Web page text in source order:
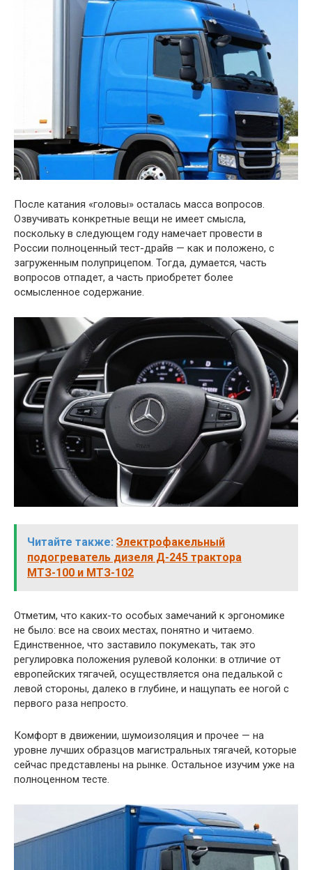
После катания «головы» осталась масса вопросов.
Озвучивать конкретные вещи не имеет смысла,
поскольку в следующем году намечает провести в
России полноценный тест-драйв — как и положено, с
загруженным полуприцепом. Тогда, думается, часть
вопросов отпадет, а часть приобретет более
осмысленное содержание.
Читайте также: Электрофакельный
подогреватель дизеля Д-245 трактора
МТЗ-100 и МТЗ-102
Отметим, что каких-то особых замечаний к эргономике
не было: все на своих местах, понятно и читаемо.
Единственное, что заставило покумекать, так это
регулировка положения рулевой колонки: в отличие от
европейских тягачей, осуществляется она педалькой с
левой стороны, далеко в глубине, и нащупать ее ногой с
первого раза непросто.
Комфорт в движении, шумоизоляция и прочее — на
уровне лучших образцов магистральных тягачей, которые
сейчас представлены на рынке. Остальное изучим уже на
полноценном тесте.